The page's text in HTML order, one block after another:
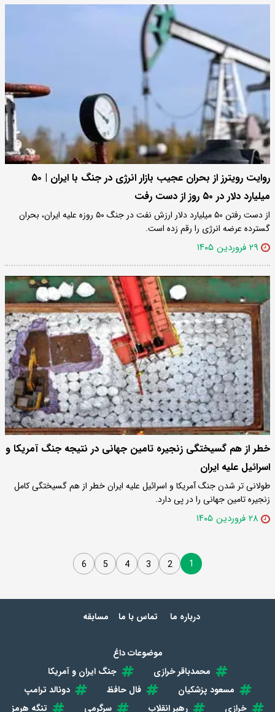
روایت رویترز از بحران عجیب بازار انرژی در جنگ با ایران | ۵۰
میلیارد دلار در ۵۰ روز از دست رفت
از دست رفتن ۵۰ میلیارد دلار ارزش نفت در جنگ ۵۰ روزه علیه ایران، بحران
گسترده عرضه انرژی را رقم زده است.
۲۹ فروردین ۱۴۰۵
خطر از هم گسیختگی زنجیره تامین جهانی در نتیجه جنگ آمریکا و
اسرائیل علیه ایران
طولانی تر شدن جنگ آمریکا و اسرائیل علیه ایران خطر از هم گسیختگی کامل
زنجیره تامین جهانی را در پی دارد.
۲۸ فروردین ۱۴۰۵
1
2
3
4
5
6
درباره ما تماس با ما مسابقه
موضوعات داغ
محمدباقر خرازی
جنگ ایران و آمریکا
مسعود پزشکیان
فال حافظ
دونالد ترامپ
خرازی
رهبر انقلاب سرگرمی تنگه هرمز